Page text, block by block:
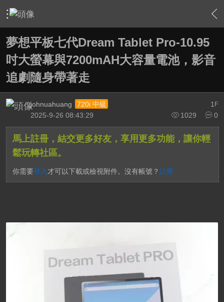
› 敗家特區 For Sale or Trade › 3C資訊流通站 › 內容
夢想平板七代Dream Tablet Pro-10.95
吋大螢幕與7200mAH大容量電池，影音
追劇隨身帶著走
1 F
johnuahuang
720i 中級
1029
0
2025-9-26 08:43:29
馬上註冊，結交更多好友，享用更多功能，讓你輕
鬆玩轉社區。
你需要登入 才可以下載或檢視附件。沒有帳號？ 註冊